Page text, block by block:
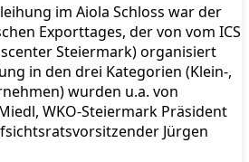
im Aiola Schloss war der
Exporttages, der von vom ICS
Steiermark) organisiert
in den drei Kategorien (Klein-,
wurden u.a. von
WKO-Steiermark Präsident
Jürgen